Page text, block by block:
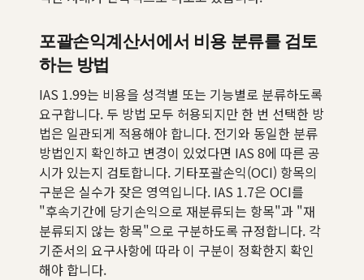
포괄손익계산서에서 비용 분류를 검토
하는 방법
IAS 1.99는 비용을 성격별 또는 기능별로 분류하도록
요구합니다. 두 방법 모두 허용되지만 한 번 선택한 방
법은 일관되게 적용해야 합니다. 전기와 동일한 분류
방법인지 확인하고 변경이 있었다면 IAS 8에 따른 공
시가 있는지 검토합니다. 기타포괄손익(OCI) 항목의
구분은 실수가 잦은 영역입니다. IAS 1.7은 OCI를
"후속기간에 당기손익으로 재분류되는 항목"과 "재
분류되지 않는 항목"으로 구분하도록 규정합니다. 각
기준서의 요구사항에 따라 이 구분이 정확한지 확인
해야 합니다.